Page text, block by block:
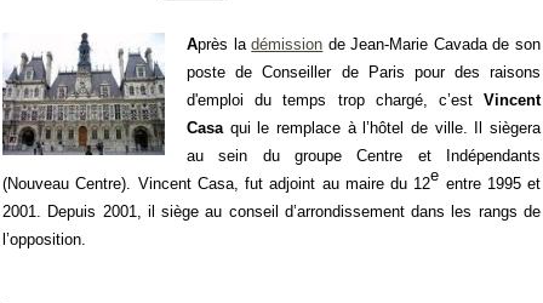
Après ladémission de Jean-Marie Cavada de son
poste de Conseiller de Paris pour des raisons
d'emploi du temps trop chargé, c’est Vincent
Casa qui le remplace à l’hôtel de ville. Il siègera
au sein du groupe Centre et Indépendants
(Nouveau Centre). Vincent Casa, fut adjoint au maire du 12e entre 1995 et
2001. Depuis 2001, il siège au conseil d’arrondissement dans les rangs de
l’opposition.